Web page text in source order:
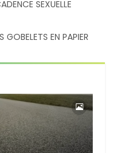
SEXUELLE
GOBELETS EN PAPIER